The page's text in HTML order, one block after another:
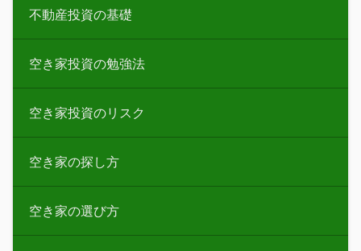
不動産投資の基礎
空き家投資の勉強法
空き家投資のリスク
空き家の探し方
空き家の選び方